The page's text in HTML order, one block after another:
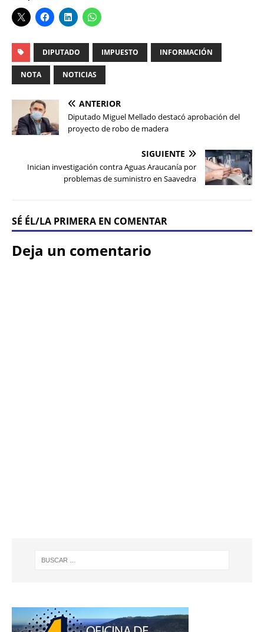
DIPUTADO IMPUESTO INFORMACIÓN
NOTA NOTICIAS
ANTERIOR
Diputado Miguel Mellado destacó aprobación del
proyecto de robo de madera
SIGUIENTE
Inician investigación contra Aguas Araucanía por
problemas de suministro en Saavedra
SÉ ÉL/LA PRIMERA EN COMENTAR
Deja un comentario